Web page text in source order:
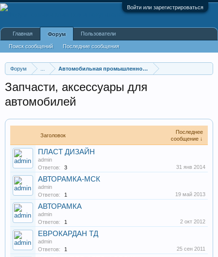
Войти или зарегистрироваться
Форум Автомобильная промышленность
Запчасти, аксессуары для
автомобилей
Заголовок
Последнее
сообщение ↓
ПЛАСТ ДИЗАЙН
admin
Ответов:
3 31 янв 2014
АВТОРАМКА-МСК
admin
Ответов:
1 19 май 2013
АВТОРАМКА
admin
Ответов:
1 2 окт 2012
ЕВРОКАРДАН ТД
admin
Ответов:
1 25 сен 2011
Главная Форум
Поиск сообщений Последние сообщения
Пользователи